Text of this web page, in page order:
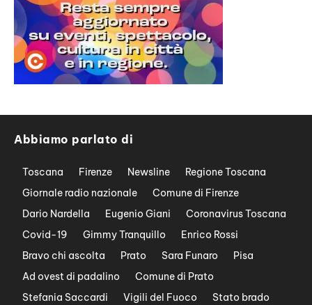
Abbiamo parlato di
Toscana Firenze Newsline
Regione Toscana
Giornale radio nazionale
Comune di Firenze
Dario Nardella
Eugenio Giani
Coronavirus Toscana
Covid-19
Gimmy Tranquillo
Enrico Rossi
Bravo chi ascolta
Prato Sara Funaro
Pisa
Ad ovest di padalino
Comune di Prato
Stefania Saccardi
Vigili del Fuoco
Stato brado